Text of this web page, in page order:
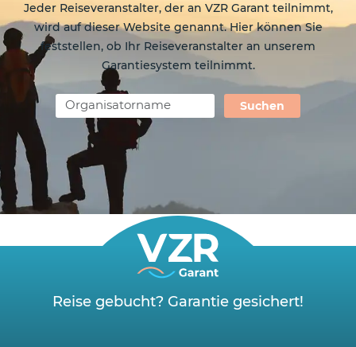
Jeder Reiseveranstalter, der an VZR Garant teilnimmt,
wird auf dieser Website genannt. Hier können Sie
feststellen, ob Ihr Reiseveranstalter an unserem
Garantiesystem teilnimmt.
Suchen
Reise gebucht? Garantie gesichert!